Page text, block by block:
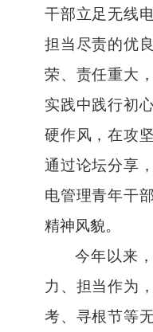
干部立足无线
担当尽责的优
荣、责任重大
实践中践行初
硬作风，在攻
通过论坛分享，
电管理青年干
精神风貌。
今年以来
力、担当作为
考、 寻根节等